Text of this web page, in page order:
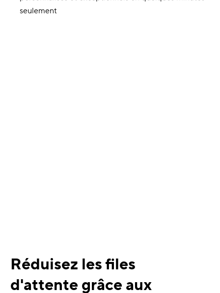
Réduisez les files
d'attente grâce aux